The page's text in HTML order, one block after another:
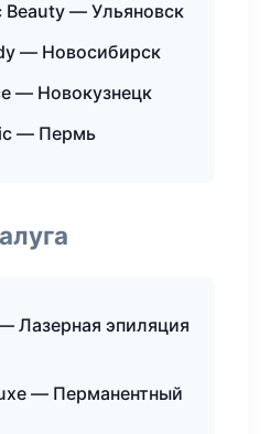
Beauty — Ульяновск
— Новосибирск
— Новокузнецк
— Пермь
Лазерная эпиляция
— Перманентный